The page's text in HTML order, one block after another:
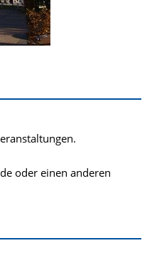
oder einen anderen